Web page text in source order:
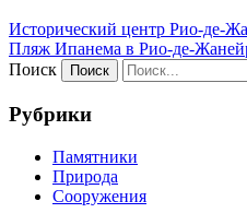
Исторический центр Рио-де-
Пляж Ипанема в Рио-де-
Поиск
Рубрики
Памятники
Природа
Сооружения